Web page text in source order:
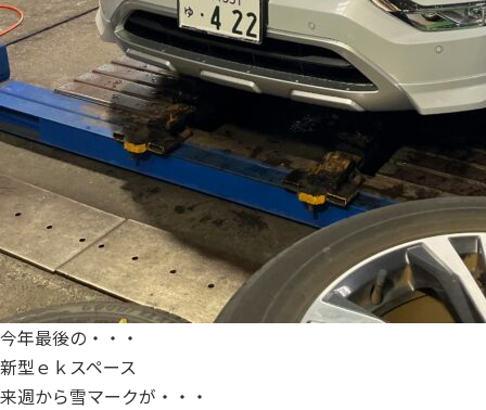
今年最後の・・・
新型ｅｋスペース
来週から雪マークが・・・